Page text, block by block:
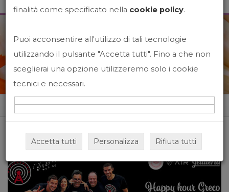
News&Events
Home News&events
finalità come specificato nella cookie policy.
Puoi acconsentire all'utilizzo di tali tecnologie
utilizzando il pulsante "Accetta tutti". Fino a che non
sceglierai una opzione utilizzeremo solo i cookie
tecnici e necessari.
Accetta tutti Personalizza Rifiuta tutti